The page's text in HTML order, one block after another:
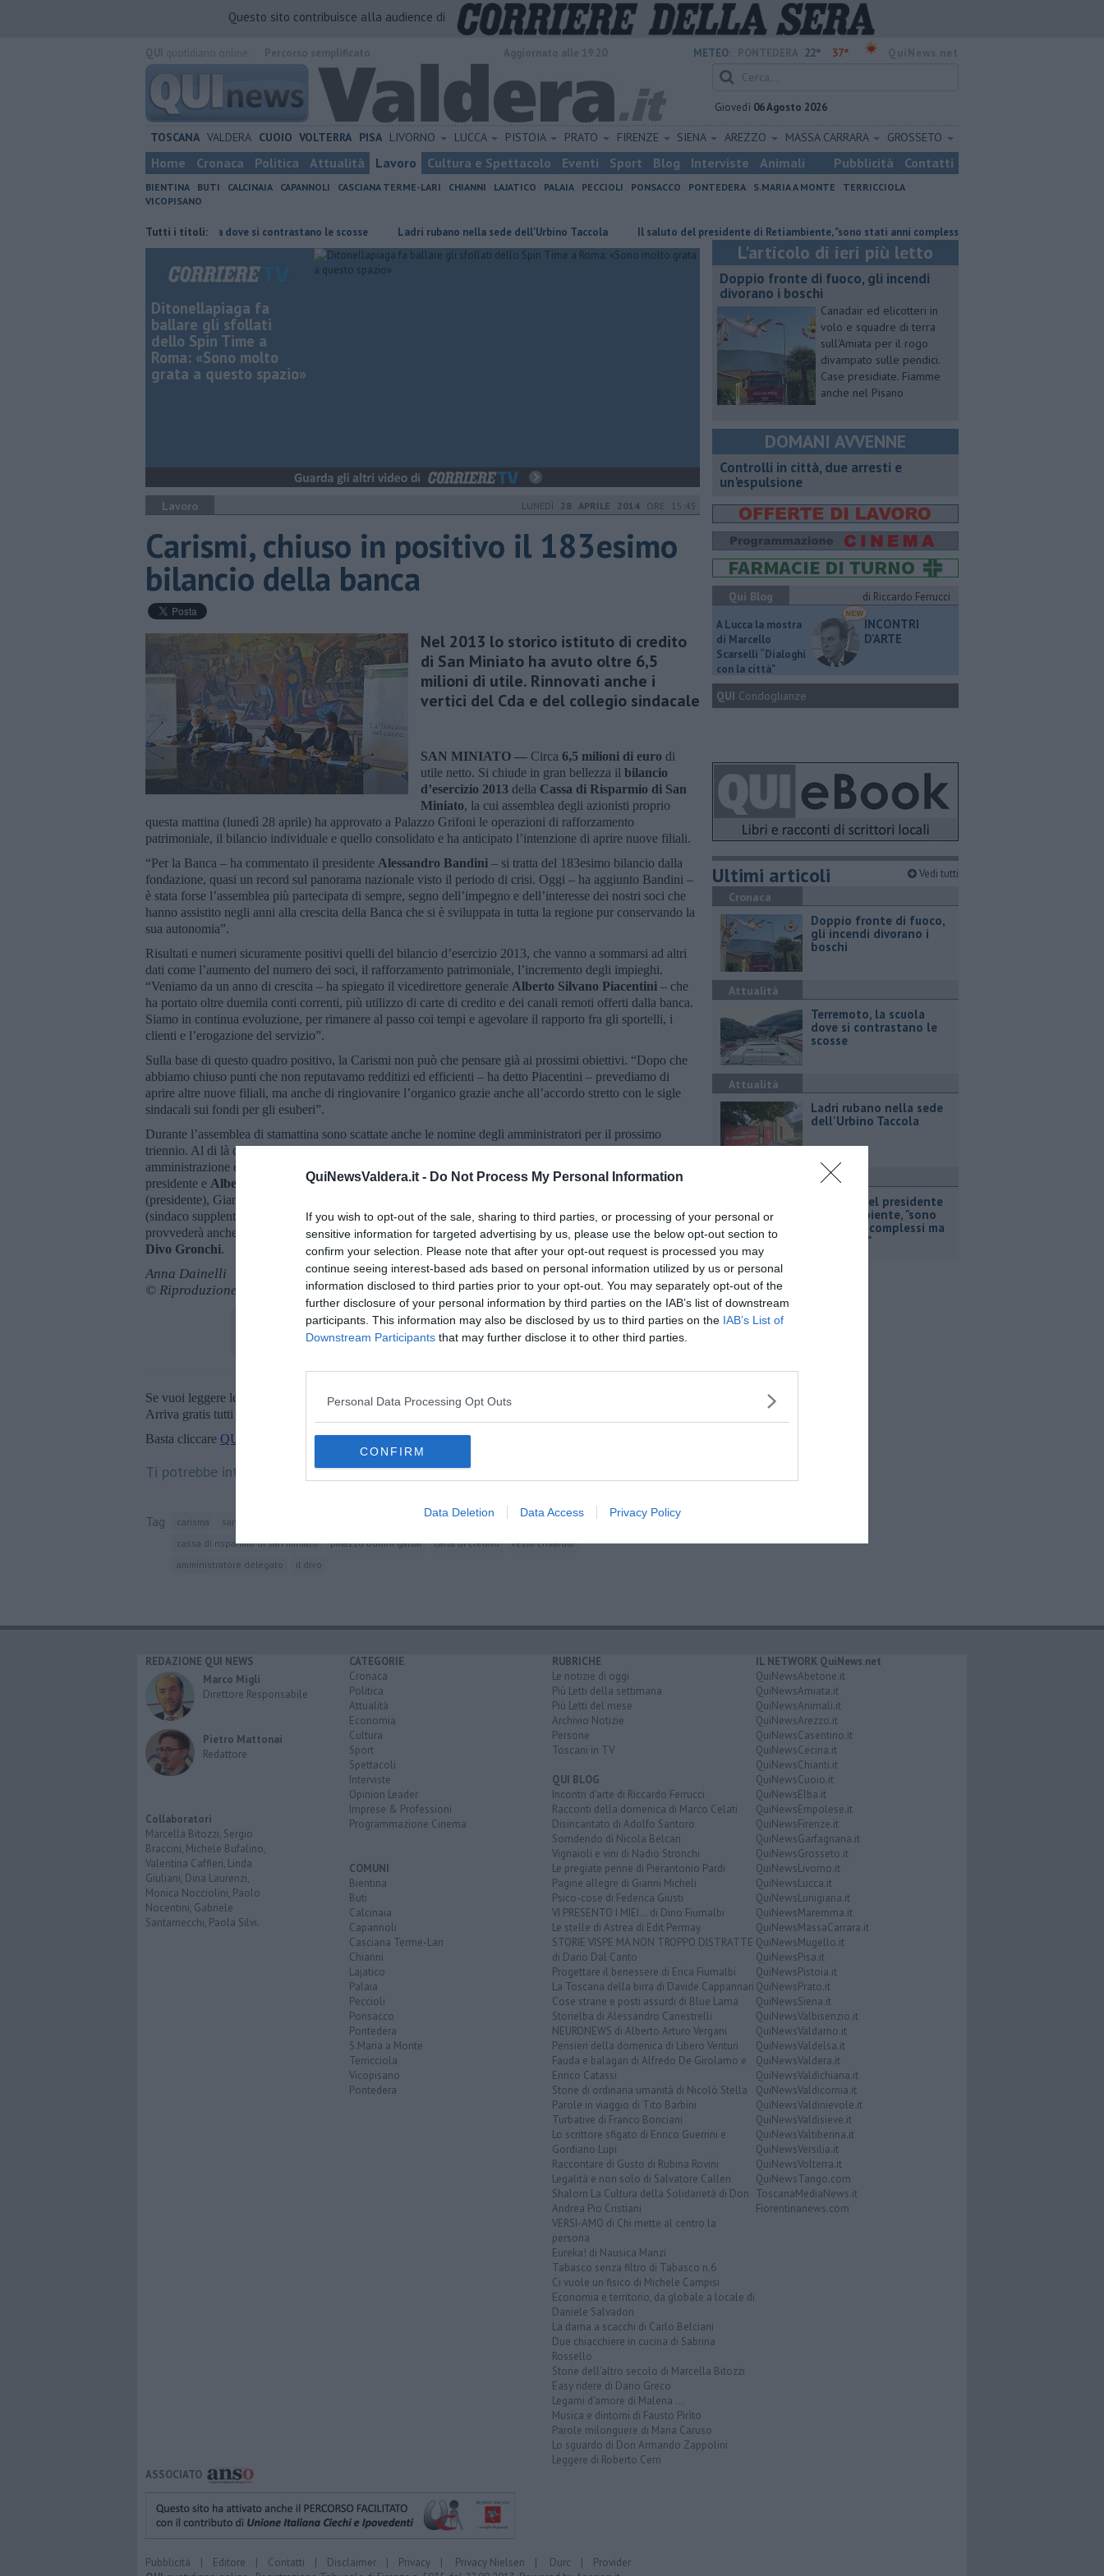
QuiNewsValdera.it - Do Not Process My Personal Information
If you wish to opt-out of the sale, sharing to third parties, or processing of your personal or
sensitive information for targeted advertising by us, please use the below opt-out section to
confirm your selection. Please note that after your opt-out request is processed you may
continue seeing interest-based ads based on personal information utilized by us or personal
information disclosed to third parties prior to your opt-out. You may separately opt-out of the
further disclosure of your personal information by third parties on the IAB’s list of downstream
participants. This information may also be disclosed by us to third parties on the IAB’s List of
Downstream Participants that may further disclose it to other third parties.
Personal Data Processing Opt Outs
CONFIRM
Data Deletion Data Access Privacy Policy
Questo sito contribuisce alla audience di
METEO: 22° 37°
Giovedì 06 Agosto 2026
TOSCANA VALDERA CUOIO VOLTERRA PISA LIVORNO LUCCA PISTOIA PRATO FIRENZE SIENA AREZZO MASSA CARRARA GROSSETO
Home Cronaca Politica Attualità Lavoro Cultura e Spettacolo Eventi Sport Blog Interviste Animali Pubblicità Contatti
BIENTINA BUTI CALCINAIA CAPANNOLI CASCIANA TERME-LARI CHIANNI LAJATICO PALAIA PECCIOLI PONSACCO PONTEDERA S.MARIA A MONTE
TERRICCIOLA
VICOPISANO
Tutti i titoli:
Terremoto, la scuola dove si contrastano le scosse Ladri rubano nella sede dell'Urbino Taccola Il saluto del presidente di Retiambiente, "sono stati anni complessi ma di crescita"
Ditonellapiaga fa
ballare gli sfollati
dello Spin Time a
Roma: «Sono molto
grata a questo spazio»
Lavoro LUNEDÌ 28 APRILE 2014 ORE 15:45
​Carismi, chiuso in positivo il 183esimo
bilancio della banca
Nel 2013 lo storico istituto di credito
di San Miniato ha avuto oltre 6,5
milioni di utile. Rinnovati anche i
vertici del Cda e del collegio sindacale
SAN MINIATO — Circa 6,5 milioni di euro di
utile netto. Si chiude in gran bellezza il bilancio
d’esercizio 2013 della Cassa di Risparmio di San
Miniato, la cui assemblea degli azionisti proprio
questa mattina (lunedì 28 aprile) ha approvato a Palazzo Grifoni le operazioni di rafforzamento
patrimoniale, il bilancio individuale e quello consolidato e ha anticipato l’intenzione di aprire nuove filiali.
“Per la Banca – ha commentato il presidente Alessandro Bandini – si tratta del 183esimo bilancio dalla
fondazione, quasi un record sul panorama nazionale visto il periodo di crisi. Oggi – ha aggiunto Bandini –
è stata forse l’assemblea più partecipata di sempre, segno dell’impegno e dell’interesse dei nostri soci che
hanno assistito negli anni alla crescita della Banca che si è sviluppata in tutta la regione pur conservando la
sua autonomia”.
Risultati e numeri sicuramente positivi quelli del bilancio d’esercizio 2013, che vanno a sommarsi ad altri
dati come l’aumento del numero dei soci, il rafforzamento patrimoniale, l’incremento degli impieghi.
“Veniamo da un anno di crescita – ha spiegato il vicedirettore generale Alberto Silvano Piacentini – che
ha portato oltre duemila conti correnti, più utilizzo di carte di credito e dei canali remoti offerti dalla banca.
Siamo in continua evoluzione, per rimanere al passo coi tempi e agevolare il rapporto fra gli sportelli, i
clienti e l’erogazione del servizio”.
Sulla base di questo quadro positivo, la Carismi non può che pensare già ai prossimi obiettivi. “Dopo che
abbiamo chiuso punti che non reputavamo redditizi ed efficienti – ha detto Piacentini – prevediamo di
aprire altre nuove filiali, ma anche di ringiovanire l’organico grazie anche all’accordo stretto con le sigle
sindacali sui fondi per gli esuberi”.
Durante l’assemblea di stamattina sono scattate anche le nomine degli amministratori per il prossimo
triennio. Al di là dei due nuovi ingressi diElena CenderellieAntonio Crisafulli, il consiglio di
amministrazione è rimasto lo stesso. Sono stati infatti confermati
presidente e Albero Lang come vice. Il nuovocollegio sindacale risulta composto da Enzo Sollini
(presidente), Giangaetano Bissaro (sindaco effettivo), Massmo Melai (sindaco effettivo), Stefano Petrucci
(sindaco supplente) e Andrea dante (sindaco supplente). Mercoledì 30 aprile la Cassa di Risparmio
provvederà anche all’attribuzione delle deleghe e alla nomina dell’amministratore delegato che rimarrà
Divo Gronchi.
Anna Dainelli
© Riproduzione riservata
Se vuoi leggere le notizie principali della Toscana iscriviti allaNewsletter QUInews - ToscanaMedia.
Arriva gratis tutti i giorni alle 20:00 direttamente nella tua casella di posta.
Basta cliccare QUI
Ti potrebbe interessare anche:
Tag carisma san miniato collegio sindacale profitto
bilancio
cassa di risparmio di san miniato
palazzo budini gattai carta di credito
vezio crisafulli
amministratore delegato
il divo
L'articolo di ieri più letto
Doppio fronte di fuoco, gli incendi
divorano i boschi
Canadair ed elicotteri in
volo e squadre di terra
sull'Amiata per il rogo
divampato sulle pendici.
Case presidiate. Fiamme
anche nel Pisano
DOMANI AVVENNE
Controlli in città, due arresti e
un'espulsione
Qui Blog
di Riccardo Ferrucci
A Lucca la mostra
di Marcello
Scarselli “Dialoghi
con la città"
INCONTRI
D'ARTE
QUI Condoglianze
Ultimi articoli Vedi tutti
Cronaca
Doppio fronte di fuoco,
gli incendi divorano i
boschi
Attualità
Terremoto, la scuola
dove si contrastano le
scosse
Attualità
Ladri rubano nella sede
dell'Urbino Taccola
Il saluto del presidente
di Retiambiente, "sono
stati anni complessi ma
di crescita"
REDAZIONE QUI NEWS
Marco Migli
Direttore Responsabile
Pietro Mattonai
Redattore
Collaboratori
Marcella Bitozzi, Sergio
Braccini, Michele Bufalino,
Valentina Caffieri, Linda
Giuliani, Dina Laurenzi,
Monica Nocciolini, Paolo
Nocentini, Gabriele
Santarnecchi, Paola Silvi.
CATEGORIE
Cronaca
Politica
Attualità
Economia
Cultura
Sport
Spettacoli
Interviste
Opinion Leader
Imprese & Professioni
Programmazione Cinema
COMUNI
Bientina
Buti
Calcinaia
Capannoli
Casciana Terme-Lari
Chianni
Lajatico
Palaia
Peccioli
Ponsacco
Pontedera
S.Maria a Monte
Terricciola
Vicopisano
Pontedera
RUBRICHE
Le notizie di oggi
Più Letti della settimana
Più Letti del mese
Archivio Notizie
Persone
Toscani in TV
QUI BLOG
Incontri d'arte di Riccardo Ferrucci
Racconti della domenica di Marco Celati
Disincantato di Adolfo Santoro
Sorridendo di Nicola Belcari
Vignaioli e vini di Nadio Stronchi
Le pregiate penne di Pierantonio Pardi
Pagine allegre di Gianni Micheli
Psico-cose di Federica Giusti
VI PRESENTO I MIEI... di Dino Fiumalbi
Le stelle di Astrea di Edit Permay
STORIE VISPE MA NON TROPPO DISTRATTE
di Dario Dal Canto
Progettare il benessere di Erica Fiumalbi
La Toscana della birra di Davide Cappannari
Cose strane e posti assurdi di Blue Lama
Storielba di Alessandro Canestrelli
NEURONEWS di Alberto Arturo Vergani
Pensieri della domenica di Libero Venturi
Fauda e balagan di Alfredo De Girolamo e
Enrico Catassi
Storie di ordinaria umanità di Nicolò Stella
Parole in viaggio di Tito Barbini
Turbative di Franco Bonciani
Lo scrittore sfigato di Enrico Guerrini e
Gordiano Lupi
Raccontare di Gusto di Rubina Rovini
Legalità e non solo di Salvatore Calleri
Shalom La Cultura della Solidarietà di Don
Andrea Pio Cristiani
VERSI-AMO di Chi mette al centro la
persona
Eureka! di Nausica Manzi
Tabasco senza filtro di Tabasco n.6
Ci vuole un fisico di Michele Campisi
Economia e territorio, da globale a locale di
Daniele Salvadori
La dama a scacchi di Carlo Belciani
Due chiacchiere in cucina di Sabrina
Rossello
Storie dell'altro secolo di Marcella Bitozzi
Easy ridere di Dario Greco
Legami d'amore di Malena ...
Musica e dintorni di Fausto Pirìto
Parole milonguere di Maria Caruso
Lo sguardo di Don Armando Zappolini
Leggere di Roberto Cerri
IL NETWORK QuiNews.net
QuiNewsAbetone.it
QuiNewsAmiata.it
QuiNewsAnimali.it
QuiNewsArezzo.it
QuiNewsCasentino.it
QuiNewsCecina.it
QuiNewsChianti.it
QuiNewsCuoio.it
QuiNewsElba.it
QuiNewsEmpolese.it
QuiNewsFirenze.it
QuiNewsGarfagnana.it
QuiNewsGrosseto.it
QuiNewsLivorno.it
QuiNewsLucca.it
QuiNewsLunigiana.it
QuiNewsMaremma.it
QuiNewsMassaCarrara.it
QuiNewsMugello.it
QuiNewsPisa.it
QuiNewsPistoia.it
QuiNewsPrato.it
QuiNewsSiena.it
QuiNewsValbisenzio.it
QuiNewsValdarno.it
QuiNewsValdelsa.it
QuiNewsValdera.it
QuiNewsValdichiana.it
QuiNewsValdicornia.it
QuiNewsValdinievole.it
QuiNewsValdisieve.it
QuiNewsValtiberina.it
QuiNewsVersilia.it
QuiNewsVolterra.it
QuiNewsTango.com
ToscanaMediaNews.it
Fiorentinanews.com
ASSOCIATO
Pubblicità | Editore | Contatti | Disclaimer | Privacy | Privacy Nielsen | Durc | Provider